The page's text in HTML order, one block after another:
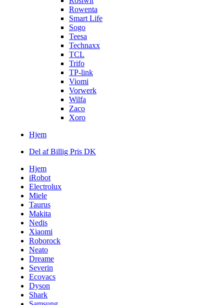
Rowenta
Smart Life
Sogo
Teesa
Technaxx
TCL
Trifo
TP-link
Viomi
Vorwerk
Wilfa
Zaco
Xoro
Hjem
Del af Billig Pris DK
Hjem
iRobot
Electrolux
Miele
Taurus
Makita
Nedis
Xiaomi
Roborock
Neato
Dreame
Severin
Ecovacs
Dyson
Shark